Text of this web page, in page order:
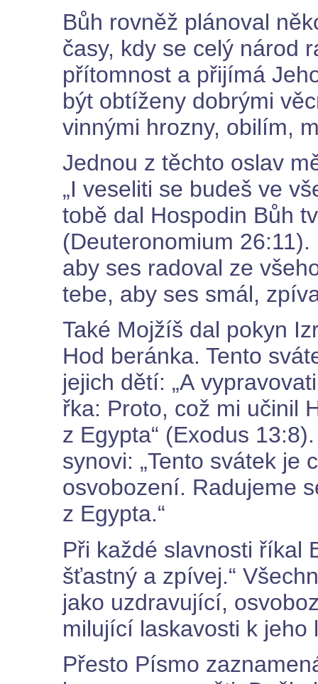
Bůh rovněž plánoval
časy, kdy se celý národ
přítomnost a přijímá
být obtíženy dobrými
vinnými hrozny, obilím,
Jednou z těchto oslav
„I veseliti se budeš ve
tobě dal Hospodin Bůh
(Deuteronomium
aby ses radoval ze
tebe, aby ses smál,
Také Mojžíš dal pokyn
Hod beránka. Tento
jejich dětí: „A
řka: Proto, což mi učinil
z Egypta“ (Exodus
synovi: „Tento svátek je
osvobození. Radujeme
z Egypta.“
Při každé slavnosti říkal
šťastný a zpívej.“
jako uzdravující,
milující laskavosti k jeho
Přesto Písmo